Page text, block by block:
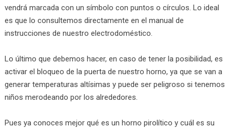
vendrá marcada con un símbolo con puntos o círculos. Lo ideal
es que lo consultemos directamente en el manual de
instrucciones de nuestro electrodoméstico.
Lo último que debemos hacer, en caso de tener la posibilidad, es
activar el bloqueo de la puerta de nuestro horno, ya que se van a
generar temperaturas altísimas y puede ser peligroso si tenemos
niños merodeando por los alrededores.
Pues ya conoces mejor qué es un horno pirolítico y cuál es su